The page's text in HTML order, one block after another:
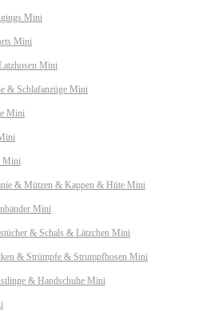
Mini
Mini
Mini
& Schlafanzüge Mini
Mini
Mini
& Mützen & Kappen & Hüte Mini
Mini
& Schals & Lätzchen Mini
& Strümpfe & Strumpfhosen Mini
& Handschuhe Mini